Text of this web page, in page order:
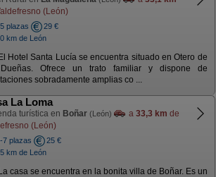
(León)
plazas
29 €
km de León
Hotel Santa Lucía se encuentra situado en Otero de
Ofrece un trato familiar y dispone de
sobradamente amplias co ...
La Loma
turística en Boñar (León) a 33,3 km de
(León)
7 plazas
25 €
km de León
casa se encuentra en la bonita villa de Boñar. Es un